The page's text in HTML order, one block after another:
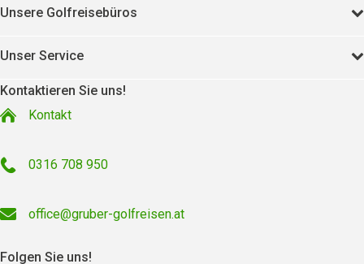
Unsere Golfreisebüros
Unser Service
Kontaktieren Sie uns!
Kontakt
0316 708 950
office@gruber-golfreisen.at
Folgen Sie uns!